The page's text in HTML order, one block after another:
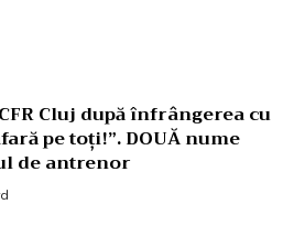
Cluj după înfrângerea cu
pe toți!”. DOUĂ nume
de antrenor